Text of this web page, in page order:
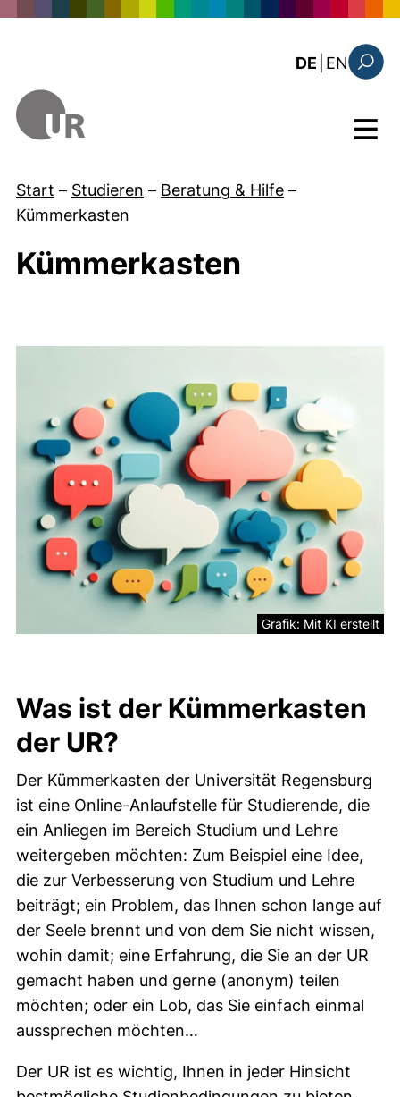
DE EN: the
Menü
Start – Studieren – Beratung & Hilfe –
Kümmerkasten
Kümmerkasten
Grafik: Mit KI erstellt
Was ist der Kümmerkasten
der UR?
Der Kümmerkasten der Universität Regensburg
ist eine Online-Anlaufstelle für Studierende, die
ein Anliegen im Bereich Studium und Lehre
weitergeben möchten: Zum Beispiel eine Idee,
die zur Verbesserung von Studium und Lehre
beiträgt; ein Problem, das Ihnen schon lange auf
der Seele brennt und von dem Sie nicht wissen,
wohin damit; eine Erfahrung, die Sie an der UR
gemacht haben und gerne (anonym) teilen
möchten; oder ein Lob, das Sie einfach einmal
aussprechen möchten…
Der UR ist es wichtig, Ihnen in jeder Hinsicht